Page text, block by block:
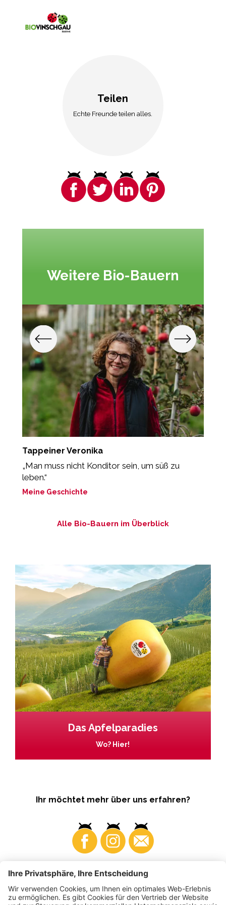
Teilen
Echte Freunde teilen alles.
Weitere Bio-Bauern
Tappeiner Veronika
„Man muss nicht Konditor sein, um süß zu
leben.“
Meine Geschichte
Alle Bio-Bauern im Überblick
Das Apfelparadies
Wo? Hier!
Ihr möchtet mehr über uns erfahren?
Business Produzenten